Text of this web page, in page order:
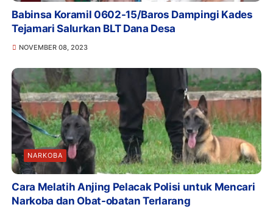
Babinsa Koramil 0602-15/Baros Dampingi Kades
Tejamari Salurkan BLT Dana Desa
NOVEMBER 08, 2023
NARKOBA
Cara Melatih Anjing Pelacak Polisi untuk Mencari
Narkoba dan Obat-obatan Terlarang